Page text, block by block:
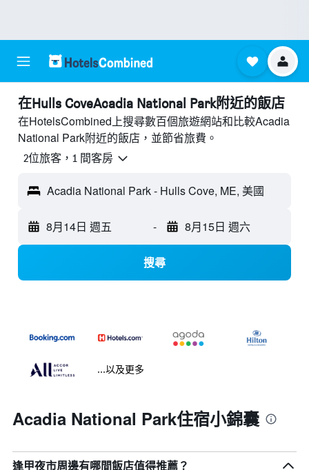
​在Hulls CoveAcadia National Park附近​的飯店
在HotelsCombined上搜尋數百個旅遊網站和比較Acadia
National Park附近的飯店，並節省旅費。
2位旅客，1 間客房
Acadia National Park - Hulls Cove, ME, 美國
8月14日 週五 - 8月15日 週六
搜尋
...以及更多
Acadia National Park住宿小錦囊
逢甲夜市周邊有哪間飯店值得推薦？